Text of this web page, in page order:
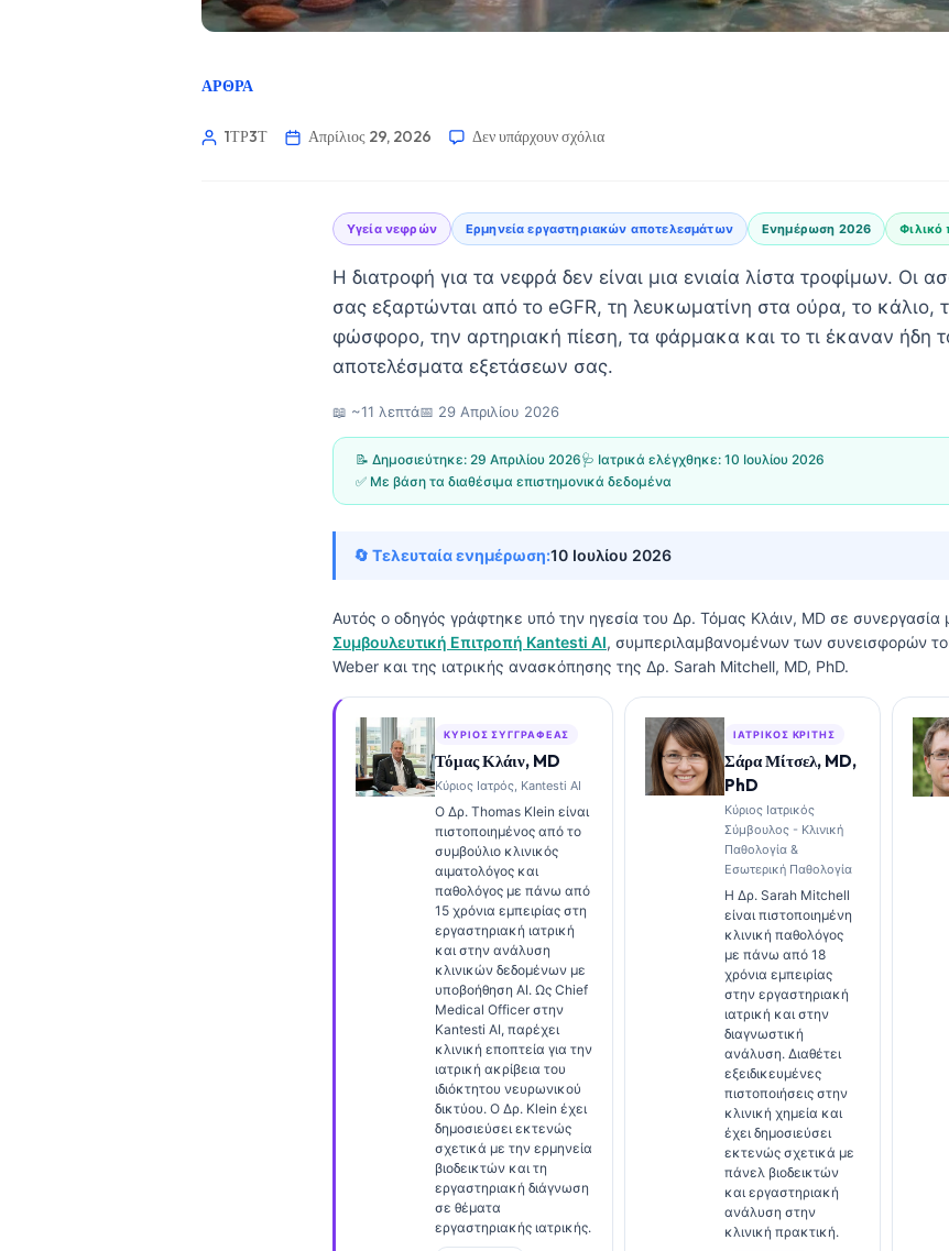
ΆΡΘΡΑ
1ΤΡ3Τ Απρίλιος 29, 2026 Δεν υπάρχουν σχόλια
Υγεία νεφρών Ερμηνεία εργαστηριακών αποτελεσμάτων Ενημέρωση 2026 Φιλικό
Η διατροφή για τα νεφρά δεν είναι μια ενιαία λίστα τροφίμων. Οι
σας εξαρτώνται από το eGFR, τη λευκωματίνη στα ούρα, το κάλιο,
φώσφορο, την αρτηριακή πίεση, τα φάρμακα και το τι έκαναν ήδη
αποτελέσματα εξετάσεων σας.
📖 ~11 λεπτά📅 29 Απριλίου 2026
📝 Δημοσιεύτηκε: 29 Απριλίου 2026🩺 Ιατρικά ελέγχθηκε: 10 Ιουλίου 2026
✅ Με βάση τα διαθέσιμα επιστημονικά δεδομένα
🔄 Τελευταία ενημέρωση:10 Ιουλίου 2026
Αυτός ο οδηγός γράφτηκε υπό την ηγεσία του Δρ. Τόμας Κλάιν, MD σε συνεργασία
Συμβουλευτική Επιτροπή Kantesti AI, συμπεριλαμβανομένων των συνεισφορών
Weber και της ιατρικής ανασκόπησης της Δρ. Sarah Mitchell, MD, PhD.
ΚΎΡΙΟΣ ΣΥΓΓΡΑΦΈΑΣ
Τόμας Κλάιν, MD
Κύριος Ιατρός, Kantesti AI
Ο Δρ. Thomas Klein είναι
πιστοποιημένος από το
συμβούλιο κλινικός
αιματολόγος και
παθολόγος με πάνω από
15 χρόνια εμπειρίας στη
εργαστηριακή ιατρική
και στην ανάλυση
κλινικών δεδομένων με
υποβοήθηση AI. Ως Chief
Medical Officer στην
Kantesti AI, παρέχει
κλινική εποπτεία για την
ιατρική ακρίβεια του
ιδιόκτητου νευρωνικού
δικτύου. Ο Δρ. Klein έχει
δημοσιεύσει εκτενώς
σχετικά με την ερμηνεία
βιοδεικτών και τη
εργαστηριακή διάγνωση
σε θέματα
εργαστηριακής ιατρικής.
ΙΑΤΡΙΚΌΣ ΚΡΙΤΉΣ
Σάρα Μίτσελ, MD,
PhD
Κύριος Ιατρικός
Σύμβουλος - Κλινική
Παθολογία &
Εσωτερική Παθολογία
Η Δρ. Sarah Mitchell
είναι πιστοποιημένη
κλινική παθολόγος
με πάνω από 18
χρόνια εμπειρίας
στην εργαστηριακή
ιατρική και στην
διαγνωστική
ανάλυση. Διαθέτει
εξειδικευμένες
πιστοποιήσεις στην
κλινική χημεία και
έχει δημοσιεύσει
εκτενώς σχετικά με
πάνελ βιοδεικτών
και εργαστηριακή
ανάλυση στην
κλινική πρακτική.